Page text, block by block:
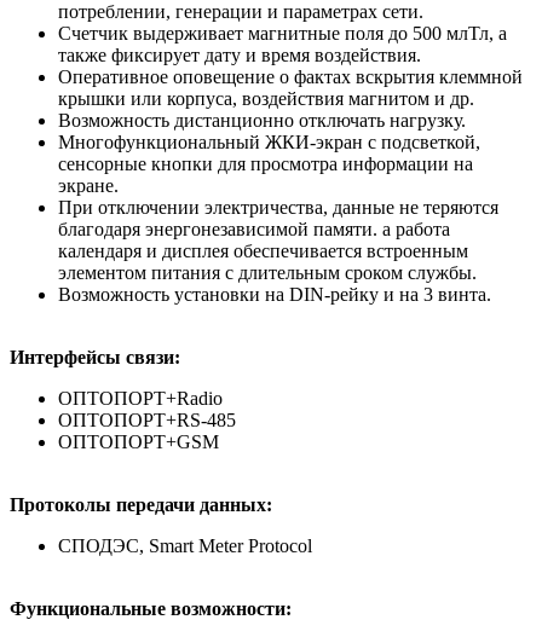
потреблении, генерации и параметрах сети.
Счетчик выдерживает магнитные поля до 500 млТл, а
также фиксирует дату и время воздействия.
Оперативное оповещение о фактах вскрытия клеммной
крышки или корпуса, воздействия магнитом и др.
Возможность дистанционно отключать нагрузку.
Многофункциональный ЖКИ-экран с подсветкой,
сенсорные кнопки для просмотра информации на
экране.
При отключении электричества, данные не теряются
благодаря энергонезависимой памяти. а работа
календаря и дисплея обеспечивается встроенным
элементом питания с длительным сроком службы.
Возможность установки на DIN-рейку и на 3 винта.
Интерфейсы связи:
ОПТОПОРТ+Radio
ОПТОПОРТ+RS-485
ОПТОПОРТ+GSM
Протоколы передачи данных:
СПОДЭС, Smart Meter Protocol
Функциональные возможности: